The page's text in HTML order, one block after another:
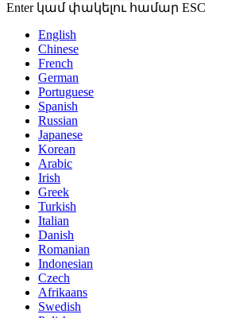
Enter կամ փակելու համար ESC
English
Chinese
French
German
Portuguese
Spanish
Russian
Japanese
Korean
Arabic
Irish
Greek
Turkish
Italian
Danish
Romanian
Indonesian
Czech
Afrikaans
Swedish